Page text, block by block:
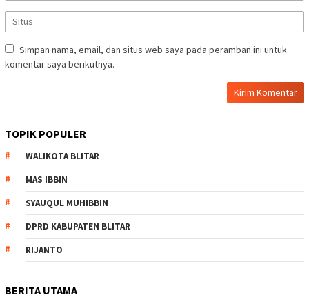
Simpan nama, email, dan situs web saya pada peramban ini untuk
komentar saya berikutnya.
TOPIK POPULER
WALIKOTA BLITAR
MAS IBBIN
SYAUQUL MUHIBBIN
DPRD KABUPATEN BLITAR
RIJANTO
BERITA UTAMA